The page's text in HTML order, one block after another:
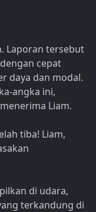
Laporan tersebut
cepat
daya dan modal.
angka ini,
Liam.
tiba! Liam,
di udara,
terkandung di